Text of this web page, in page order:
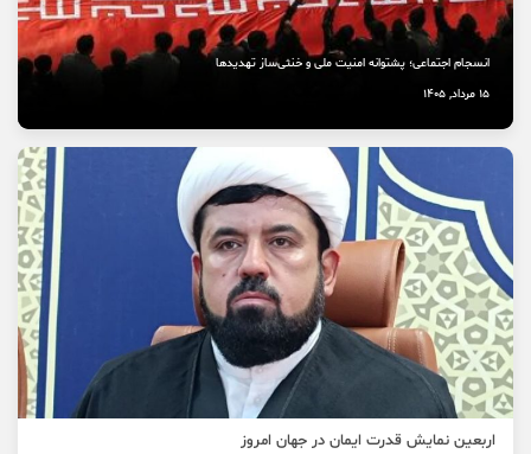
انسجام اجتماعی؛ پشتوانه امنیت ملی و خنثی‌ساز تهدیدها
15 مرداد, 1405
اربعین نمایش قدرت ایمان در جهان امروز